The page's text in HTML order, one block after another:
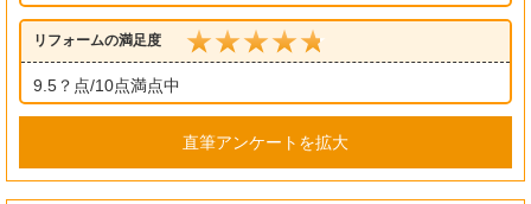
リフォームの満足度
9.5？点/10点満点中
直筆アンケートを拡大